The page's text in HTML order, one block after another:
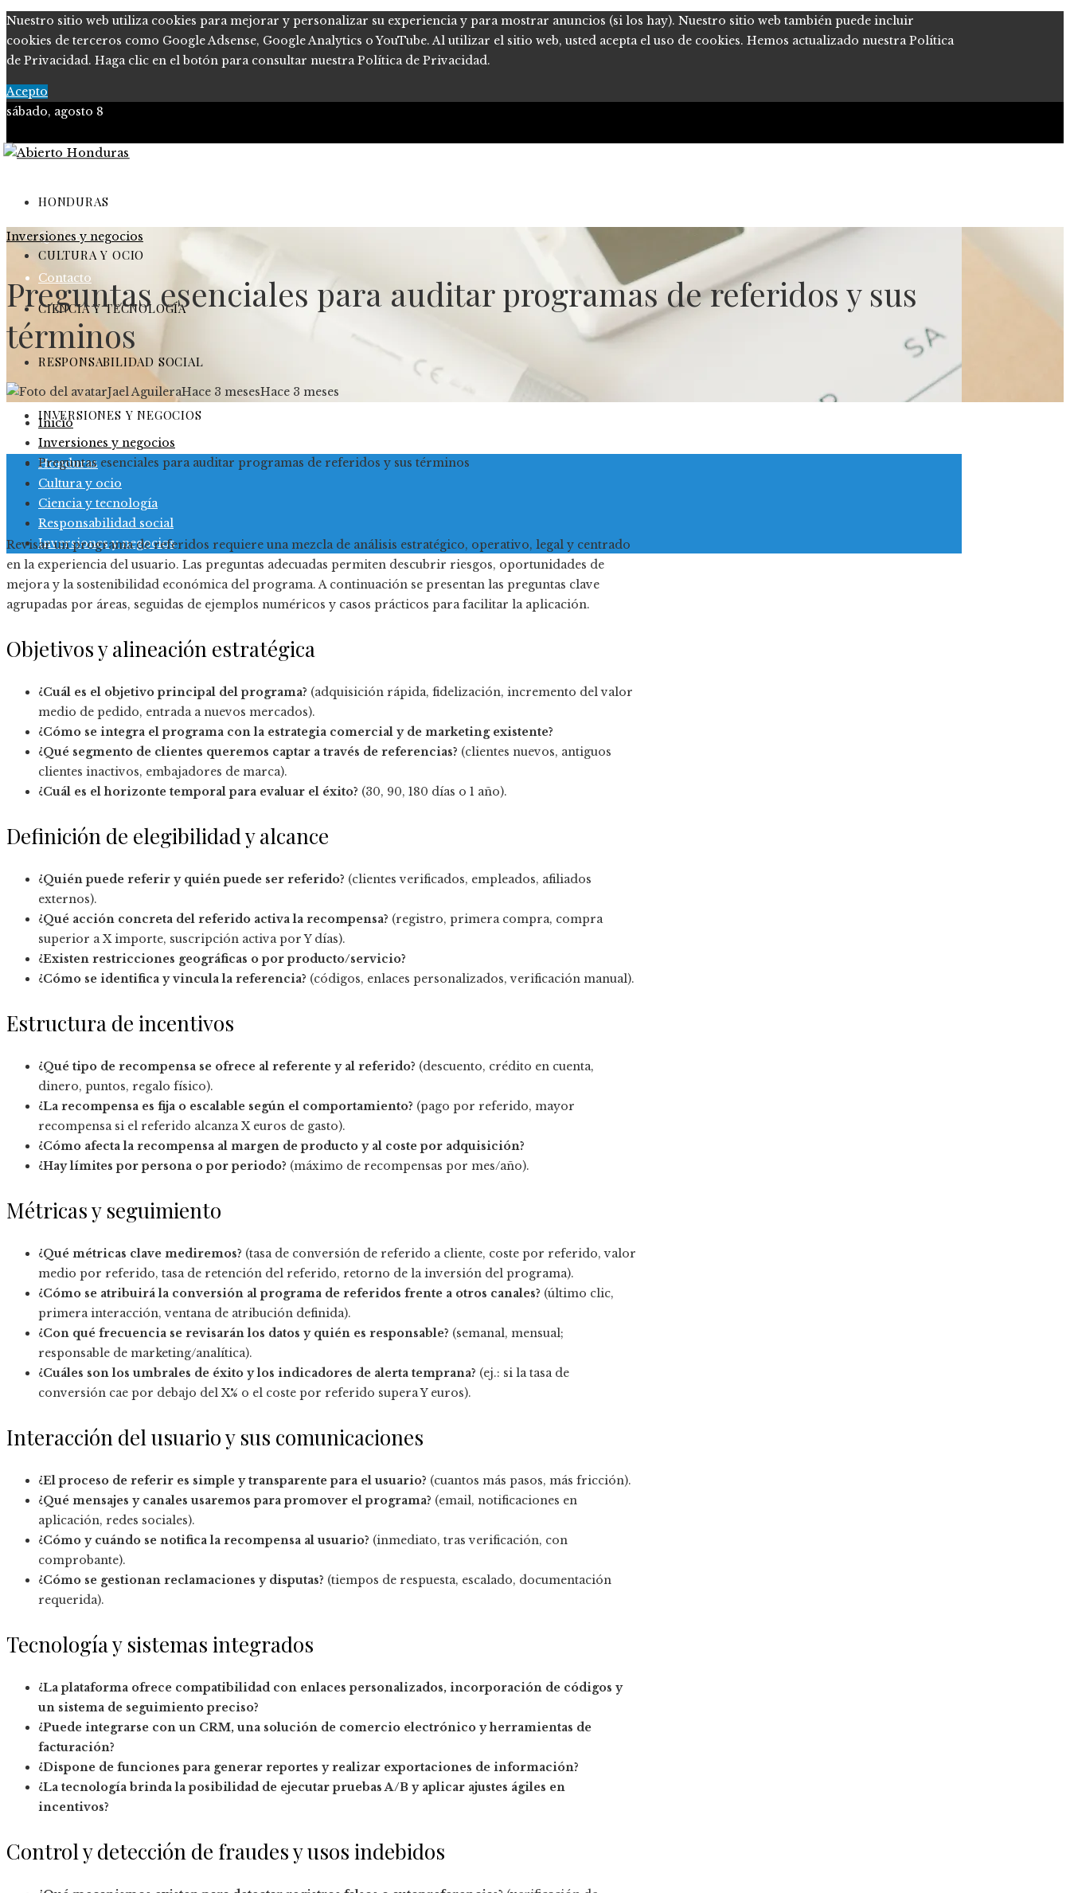
Nuestro sitio web utiliza cookies para mejorar y personalizar su experiencia y para mostrar anuncios (si los hay). Nuestro sitio web también puede incluir
cookies de terceros como Google Adsense, Google Analytics o YouTube. Al utilizar el sitio web, usted acepta el uso de cookies. Hemos actualizado nuestra Política
de Privacidad. Haga clic en el botón para consultar nuestra Política de Privacidad.
Acepto
sábado, agosto 8
Política de Privacidad
Marco Legal del Sitio
Quiénes somos
Contacto
HONDURAS
CULTURA Y OCIO
CIENCIA Y TECNOLOGÍA
RESPONSABILIDAD SOCIAL
INVERSIONES Y NEGOCIOS
Honduras
Cultura y ocio
Ciencia y tecnología
Responsabilidad social
Inversiones y negocios
Inversiones y negocios
Preguntas esenciales para auditar programas de referidos y sus
términos
Jael AguileraHace 3 mesesHace 3 meses
Inicio
Inversiones y negocios
Preguntas esenciales para auditar programas de referidos y sus términos
Revisar un programa de referidos requiere una mezcla de análisis estratégico, operativo, legal y centrado
en la experiencia del usuario. Las preguntas adecuadas permiten descubrir riesgos, oportunidades de
mejora y la sostenibilidad económica del programa. A continuación se presentan las preguntas clave
agrupadas por áreas, seguidas de ejemplos numéricos y casos prácticos para facilitar la aplicación.
Objetivos y alineación estratégica
¿Cuál es el objetivo principal del programa? (adquisición rápida, fidelización, incremento del valor
medio de pedido, entrada a nuevos mercados).
¿Cómo se integra el programa con la estrategia comercial y de marketing existente?
¿Qué segmento de clientes queremos captar a través de referencias? (clientes nuevos, antiguos
clientes inactivos, embajadores de marca).
¿Cuál es el horizonte temporal para evaluar el éxito? (30, 90, 180 días o 1 año).
Definición de elegibilidad y alcance
¿Quién puede referir y quién puede ser referido? (clientes verificados, empleados, afiliados
externos).
¿Qué acción concreta del referido activa la recompensa? (registro, primera compra, compra
superior a X importe, suscripción activa por Y días).
¿Existen restricciones geográficas o por producto/servicio?
¿Cómo se identifica y vincula la referencia? (códigos, enlaces personalizados, verificación manual).
Estructura de incentivos
¿Qué tipo de recompensa se ofrece al referente y al referido? (descuento, crédito en cuenta,
dinero, puntos, regalo físico).
¿La recompensa es fija o escalable según el comportamiento? (pago por referido, mayor
recompensa si el referido alcanza X euros de gasto).
¿Cómo afecta la recompensa al margen de producto y al coste por adquisición?
¿Hay límites por persona o por periodo? (máximo de recompensas por mes/año).
Métricas y seguimiento
¿Qué métricas clave mediremos? (tasa de conversión de referido a cliente, coste por referido, valor
medio por referido, tasa de retención del referido, retorno de la inversión del programa).
¿Cómo se atribuirá la conversión al programa de referidos frente a otros canales? (último clic,
primera interacción, ventana de atribución definida).
¿Con qué frecuencia se revisarán los datos y quién es responsable? (semanal, mensual;
responsable de marketing/analítica).
¿Cuáles son los umbrales de éxito y los indicadores de alerta temprana? (ej.: si la tasa de
conversión cae por debajo del X% o el coste por referido supera Y euros).
Interacción del usuario y sus comunicaciones
¿El proceso de referir es simple y transparente para el usuario? (cuantos más pasos, más fricción).
¿Qué mensajes y canales usaremos para promover el programa? (email, notificaciones en
aplicación, redes sociales).
¿Cómo y cuándo se notifica la recompensa al usuario? (inmediato, tras verificación, con
comprobante).
¿Cómo se gestionan reclamaciones y disputas? (tiempos de respuesta, escalado, documentación
requerida).
Tecnología y sistemas integrados
¿La plataforma ofrece compatibilidad con enlaces personalizados, incorporación de códigos y
un sistema de seguimiento preciso?
¿Puede integrarse con un CRM, una solución de comercio electrónico y herramientas de
facturación?
¿Dispone de funciones para generar reportes y realizar exportaciones de información?
¿La tecnología brinda la posibilidad de ejecutar pruebas A/B y aplicar ajustes ágiles en
incentivos?
Control y detección de fraudes y usos indebidos